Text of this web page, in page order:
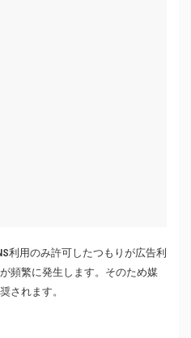
利用のみ許可したつもりが広告利
頻繁に発生します。そのため媒
されます。